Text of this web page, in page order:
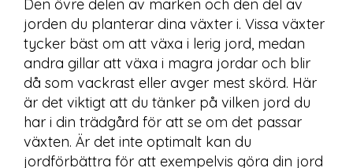
Den övre delen av marken och den del av
jorden du planterar dina växter i. Vissa växter
tycker bäst om att växa i lerig jord, medan
andra gillar att växa i magra jordar och blir
då som vackrast eller avger mest skörd. Här
är det viktigt att du tänker på vilken jord du
har i din trädgård för att se om det passar
växten. Är det inte optimalt kan du
jordförbättra för att exempelvis göra din jord